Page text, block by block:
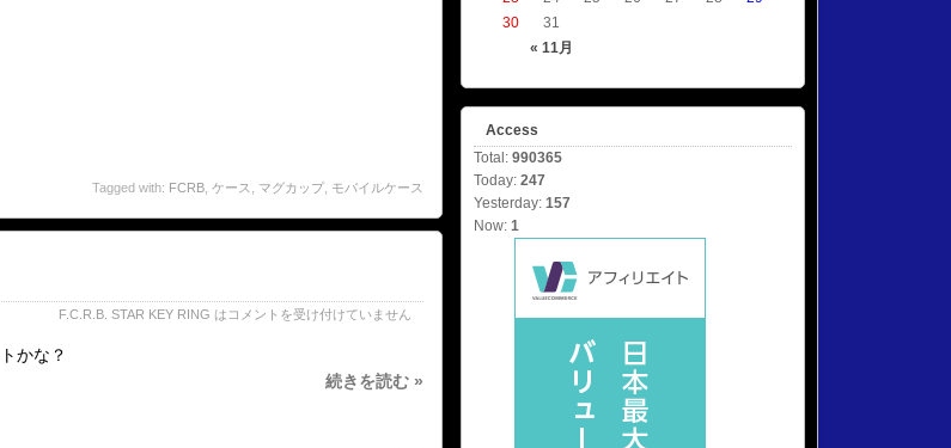
Tagged with: FCRB ケース マグカップ モバイルケース
F.C.R.B. STAR KEY RING は コメントを受け付けていません
かな？
続きを読む »
« 11月
30
31
Access
Total: 990365
Today: 247
Yesterday: 157
Now: 1